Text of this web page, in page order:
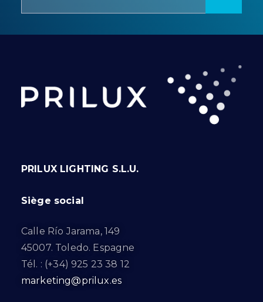
PRILUX LIGHTING S.L.U.
Siège social
Calle Río Jarama, 149
45007. Toledo. Espagne
Tél. : (+34) 925 23 38 12
marketing@prilux.es